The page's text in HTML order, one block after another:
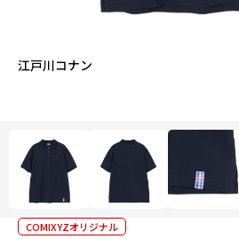
江戸川コナン
COMIXYZオリジナル